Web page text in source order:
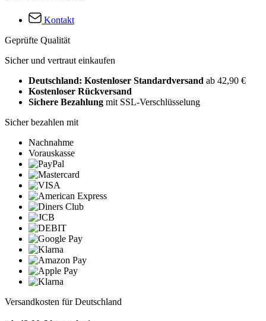
Kontakt
Geprüfte Qualität
Sicher und vertraut einkaufen
Deutschland: Kostenloser Standardversand ab 42,90 €
Kostenloser Rückversand
Sichere Bezahlung mit SSL-Verschlüsselung
Sicher bezahlen mit
Nachnahme
Vorauskasse
Versandkosten für Deutschland